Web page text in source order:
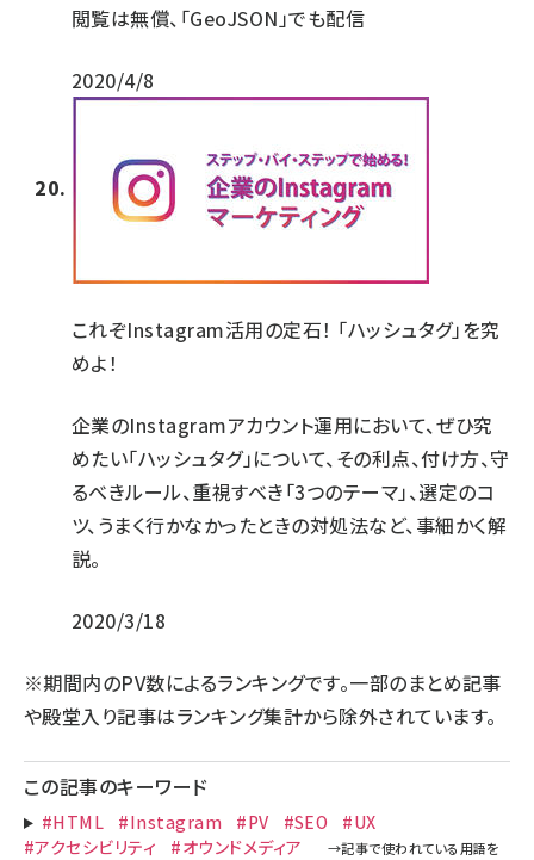
閲覧は無償、「GeoJSON」でも配信
2020/4/8
これぞInstagram活用の定石！ 「ハッシュタグ」を究
めよ！
企業のInstagramアカウント運用において、ぜひ究
めたい「ハッシュタグ」について、その利点、付け方、守
るべきルール、重視すべき「3つのテーマ」、選定のコ
ツ、うまく行かなかったときの対処法など、事細かく解
説。
2020/3/18
※期間内のPV数によるランキングです。一部のまとめ記事
や殿堂入り記事はランキング集計から除外されています。
この記事のキーワード
#HTML #Instagram #PV #SEO
#UX
#アクセシビリティ
#オウンドメディア